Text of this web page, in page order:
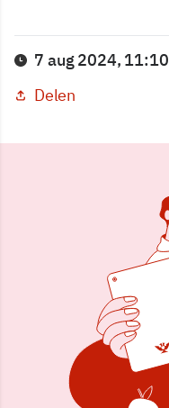
7 aug 2024, 11:10
Delen